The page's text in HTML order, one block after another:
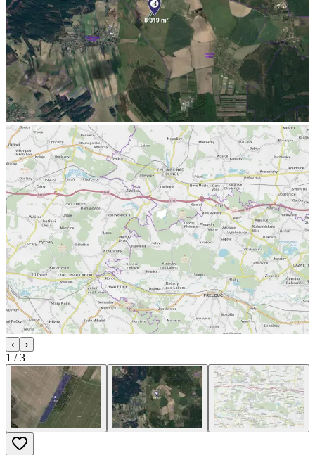
‹ ›
1 /3